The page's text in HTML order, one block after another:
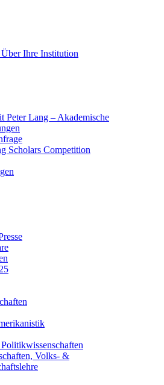
Über Ihre Institution
Peter Lang – Akademische
Scholars Competition
Volks- &